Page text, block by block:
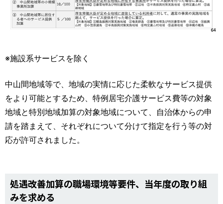
※施設系サービスを除く
中山間地域等で、地域の実情に応じた柔軟なサービス提供
をより可能とするため、特例居宅介護サービス費等の対象
地域と特別地域加算の対象地域について、自治体からの申
請を踏まえて、それぞれについて分けて指定を行う等の対
応が許可されました。
処遇改善加算の職場環境等要件、当年度の取り組
みを求める